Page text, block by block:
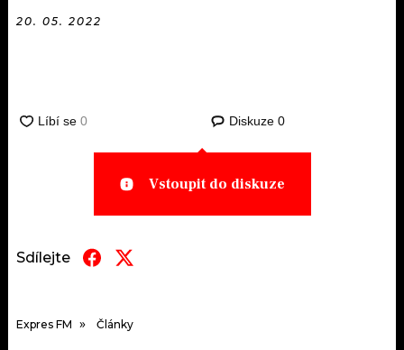
AKTUÁLNĚ
ROZHOVORY
TRENDY
RÁDIO
PLAYLIST
20. 05. 2022
Diskuze 0
Vstoupit do diskuze
Sdílejte
Expres FM Články